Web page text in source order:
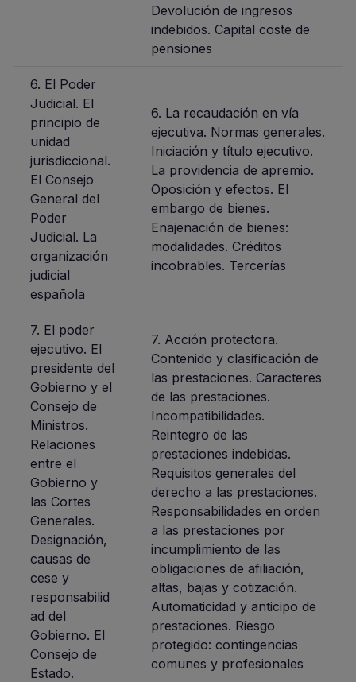
Devolución de ingresos
indebidos. Capital coste de
pensiones
6. El Poder
Judicial. El
principio de
unidad
jurisdiccional.
El Consejo
General del
Poder
Judicial. La
organización
judicial
española
6. La recaudación en vía
ejecutiva. Normas generales.
Iniciación y título ejecutivo.
La providencia de apremio.
Oposición y efectos. El
embargo de bienes.
Enajenación de bienes:
modalidades. Créditos
incobrables. Tercerías
7. El poder
ejecutivo. El
presidente del
Gobierno y el
Consejo de
Ministros.
Relaciones
entre el
Gobierno y
las Cortes
Generales.
Designación,
causas de
cese y
responsabilid
ad del
Gobierno. El
Consejo de
Estado.
7. Acción protectora.
Contenido y clasificación de
las prestaciones. Caracteres
de las prestaciones.
Incompatibilidades.
Reintegro de las
prestaciones indebidas.
Requisitos generales del
derecho a las prestaciones.
Responsabilidades en orden
a las prestaciones por
incumplimiento de las
obligaciones de afiliación,
altas, bajas y cotización.
Automaticidad y anticipo de
prestaciones. Riesgo
protegido: contingencias
comunes y profesionales